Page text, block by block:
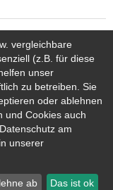
E:HEV
E:HEV & E:PHEV
vergleichbare
(z.B. für diese
unser
zu betreiben. Sie
oder ablehnen
und Cookies auch
am
unserer
ab Das ist ok